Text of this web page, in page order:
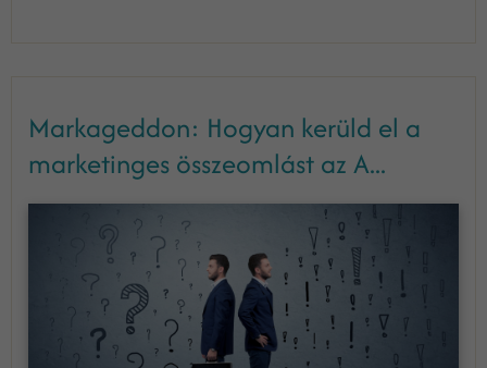
Markageddon: Hogyan kerüld el a
marketinges összeomlást az A...